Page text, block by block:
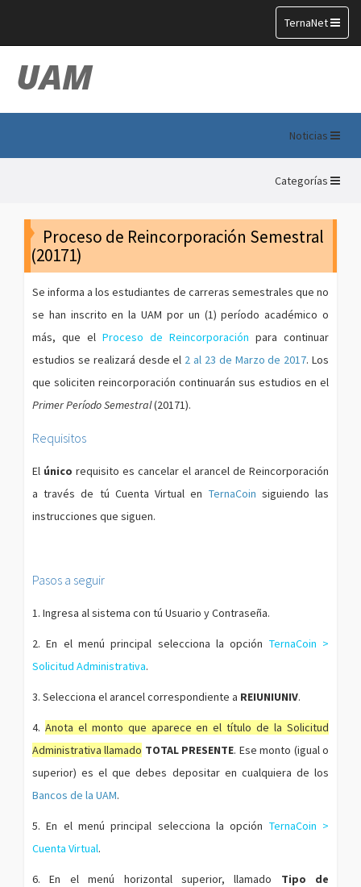
Toggle
navigation
TernaNet
UAM
Noticias
Categorías
Proceso de Reincorporación Semestral
(20171)
Se informa a los estudiantes de carreras semestrales que no
se han inscrito en la UAM por un (1) período académico o
más, que el Proceso de Reincorporación para continuar
estudios se realizará desde el 2 al 23 de Marzo de 2017. Los
que soliciten reincorporación continuarán sus estudios en el
Primer Período Semestral(20171).
Requisitos
El único requisito es cancelar el arancel de Reincorporación
a través de tú Cuenta Virtual en TernaCoin siguiendo las
instrucciones que siguen.
Pasos a seguir
1. Ingresa al sistema con tú Usuario y Contraseña.
2. En el menú principal selecciona la opción TernaCoin >
Solicitud Administrativa.
3. Selecciona el arancel correspondiente a REIUNIUNIV.
4. Anota el monto que aparece en el título de la Solicitud
Administrativa llamado TOTAL PRESENTE. Ese monto (igual o
superior) es el que debes depositar en cualquiera de los
Bancos de la UAM.
5. En el menú principal selecciona la opción TernaCoin >
Cuenta Virtual.
6. En el menú horizontal superior, llamado Tipo de